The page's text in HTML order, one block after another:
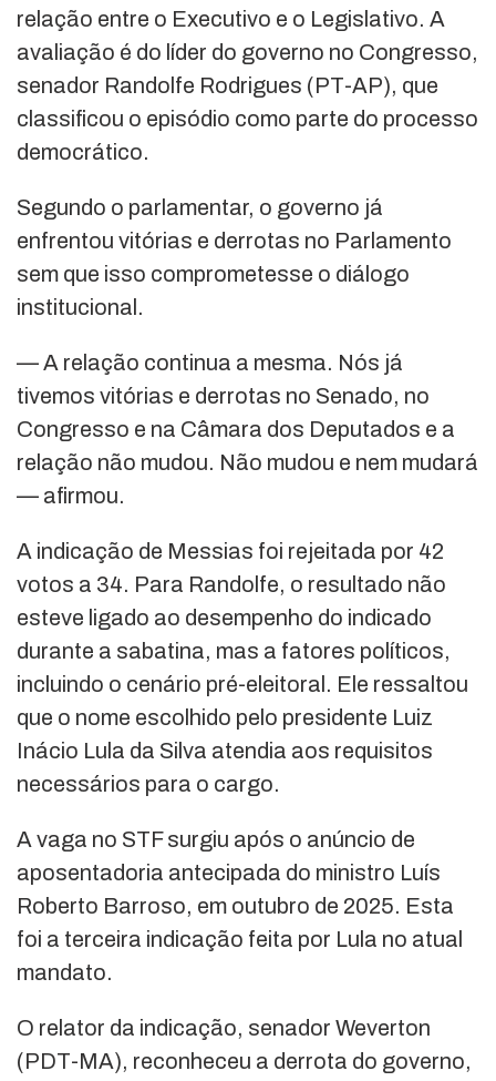
relação entre o Executivo e o Legislativo. A
avaliação é do líder do governo no Congresso,
senador Randolfe Rodrigues (PT-AP), que
classificou o episódio como parte do processo
democrático.
Segundo o parlamentar, o governo já
enfrentou vitórias e derrotas no Parlamento
sem que isso comprometesse o diálogo
institucional.
— A relação continua a mesma. Nós já
tivemos vitórias e derrotas no Senado, no
Congresso e na Câmara dos Deputados e a
relação não mudou. Não mudou e nem mudará
— afirmou.
A indicação de Messias foi rejeitada por 42
votos a 34. Para Randolfe, o resultado não
esteve ligado ao desempenho do indicado
durante a sabatina, mas a fatores políticos,
incluindo o cenário pré-eleitoral. Ele ressaltou
que o nome escolhido pelo presidente Luiz
Inácio Lula da Silva atendia aos requisitos
necessários para o cargo.
A vaga no STF surgiu após o anúncio de
aposentadoria antecipada do ministro Luís
Roberto Barroso, em outubro de 2025. Esta
foi a terceira indicação feita por Lula no atual
mandato.
O relator da indicação, senador Weverton
(PDT-MA), reconheceu a derrota do governo,